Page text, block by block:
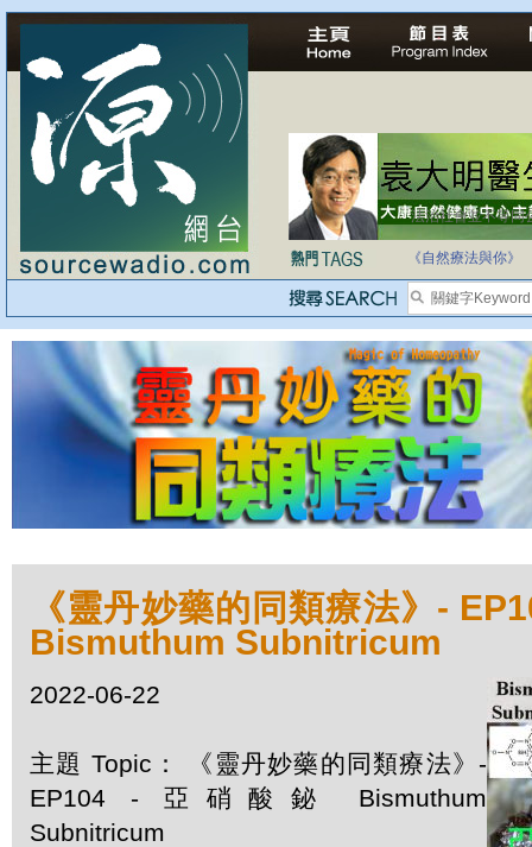
法治社會並不等同
自家教育合法化-
《自然療法與你》
《靈丹妙藥的同類療法》-
Bismuthum Subnitricum
2022-06-22
主題 Topic： 《靈丹妙藥的同類療法》-
EP104 - 亞硝酸鉍 Bismuthum
Subnitricum